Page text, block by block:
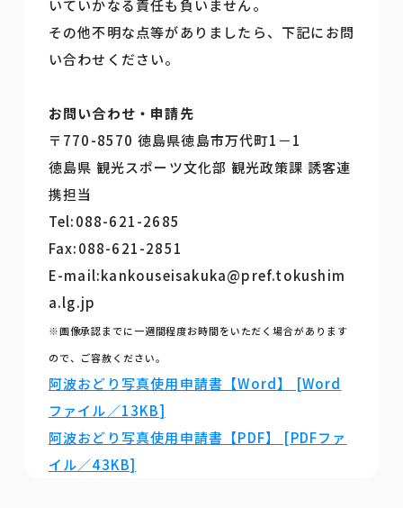
いていかなる責任も負いません。
その他不明な点等がありましたら、下記にお問
い合わせください。
お問い合わせ・申請先
〒770-8570 徳島県徳島市万代町1－1
徳島県 観光スポーツ文化部 観光政策課 誘客連
携担当
Tel:088-621-2685
Fax:088-621-2851
E-mail:kankouseisakuka@pref.tokushim
a.lg.jp
※画像承認までに一週間程度お時間をいただく場合があります
ので、ご容赦ください。
阿波おどり写真使用申請書【Word】 [Word
ファイル／13KB]
阿波おどり写真使用申請書【PDF】 [PDFファ
イル／43KB]